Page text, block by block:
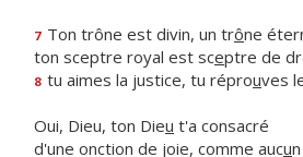
7 Ton trône est divin, un trône
ton sceptre royal est sceptre de
8 tu aimes la justice, tu réprouves
Oui, Dieu, ton Dieu t'a consacré
d'une onction de joie, comme aucu